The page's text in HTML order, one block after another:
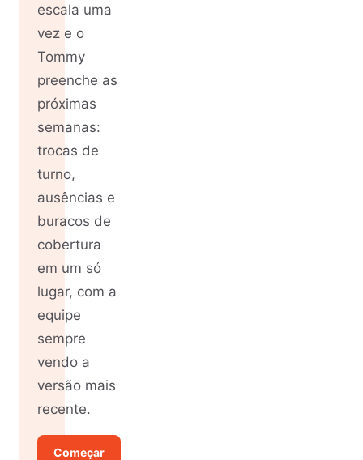
escala uma
vez e o
Tommy
preenche as
próximas
semanas:
trocas de
turno,
ausências e
buracos de
cobertura
em um só
lugar, com a
equipe
sempre
vendo a
versão mais
recente.
Começar